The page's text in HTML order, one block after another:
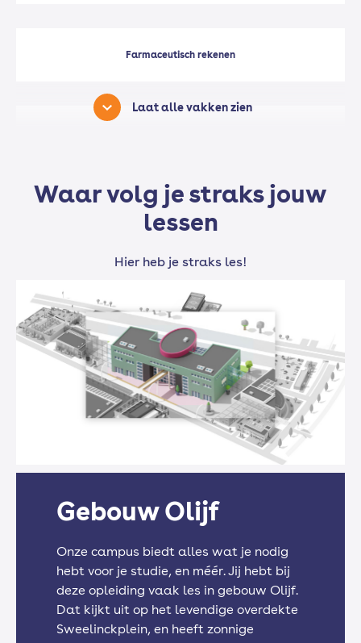
Farmaceutisch rekenen
Productzorg (praktijk en theorie)
Omgangskunde
Loopbaan / Burgerschap
Engels
Nederlands
Laat alle vakken zien
Waar volg je straks jouw
lessen
Hier heb je straks les!
Gebouw Olijf
Onze campus biedt alles wat je nodig
hebt voor je studie, en méér. Jij hebt bij
deze opleiding vaak les in gebouw Olijf.
Dat kijkt uit op het levendige overdekte
Sweelinckplein, en heeft zonnige